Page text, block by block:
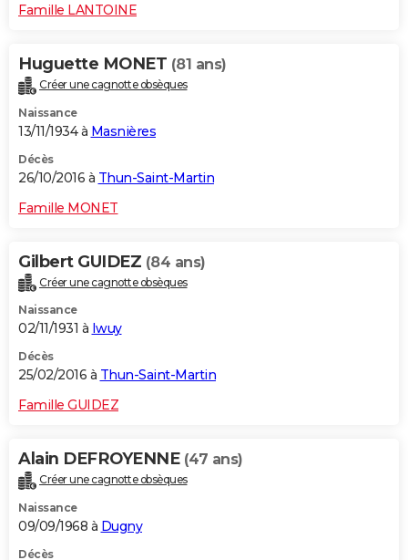
Famille LANTOINE
Huguette MONET (81 ans)
Créer une cagnotte obsèques
Naissance
13/11/1934 à Masnières
Décès
26/10/2016 à Thun-Saint-Martin
Famille MONET
Gilbert GUIDEZ (84 ans)
Créer une cagnotte obsèques
Naissance
02/11/1931 à Iwuy
Décès
25/02/2016 à Thun-Saint-Martin
Famille GUIDEZ
Alain DEFROYENNE (47 ans)
Créer une cagnotte obsèques
Naissance
09/09/1968 à Dugny
Décès